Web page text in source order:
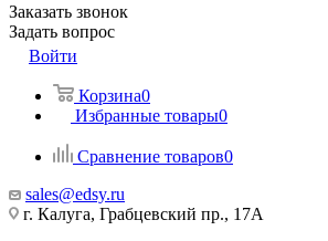
Заказать звонок
Задать вопрос
Войти
Корзина0
Избранные товары0
Сравнение товаров0
sales@edsy.ru
г. Калуга, Грабцевский пр., 17А